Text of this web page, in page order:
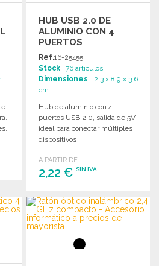
HUB USB 2.0 DE
ALUMINIO CON 4
PUERTOS
Ref.16-25455
Stock : 76 artículos
Dimensiones : 2.3 x 8.9 x 3.6
cm
Hub de aluminio con 4
puertos USB 2.0, salida de 5V,
ideal para conectar múltiples
dispositivos
A PARTIR DE
2,22 €SIN IVA
PEDIR
Solicitar un presupuesto